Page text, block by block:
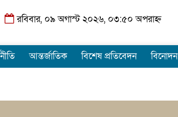
রবিবার, ০৯ অগাস্ট ২০২৬, ০৩:৫০ অপরাহ্ন
আন্তর্জাতিক বিশেষ প্রতিবেদন বিনোদন